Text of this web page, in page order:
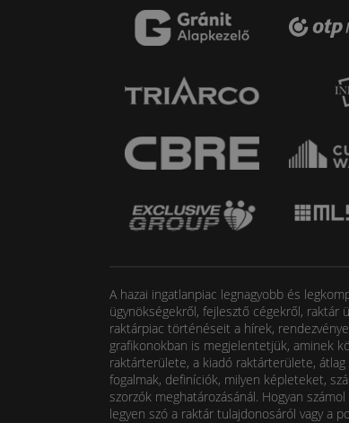
A hazai ingatlanpiac legnagyobb és
ügynökségekről, fejlesztő cégekről, raktár
raktárpiac történéseit a hírek,
grafikonokban is megjelentetjük, aminek
raktárterülete, a kiadó raktárterülete,
fogalmak, definíciók, milyen képleteket,
szorzók meghatározásánál. Hogyan
legyen szó a raktár tulajdonosáról vagy a